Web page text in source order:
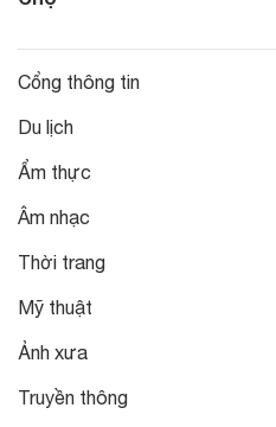
Cổng thông tin
Du lịch
Ẩm thực
Âm nhạc
Thời trang
Mỹ thuật
Ảnh xưa
Truyền thông